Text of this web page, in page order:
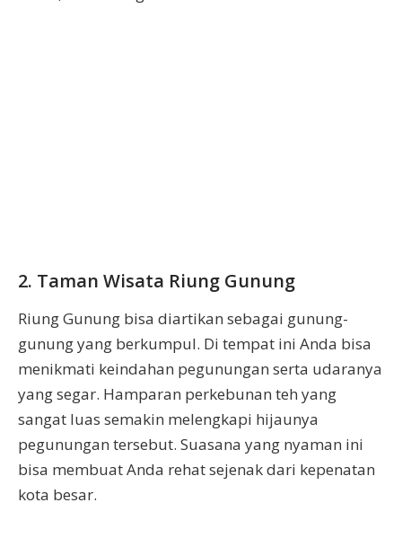
2. Taman Wisata Riung Gunung
Riung Gunung bisa diartikan sebagai gunung-
gunung yang berkumpul. Di tempat ini Anda bisa
menikmati keindahan pegunungan serta udaranya
yang segar. Hamparan perkebunan teh yang
sangat luas semakin melengkapi hijaunya
pegunungan tersebut. Suasana yang nyaman ini
bisa membuat Anda rehat sejenak dari kepenatan
kota besar.